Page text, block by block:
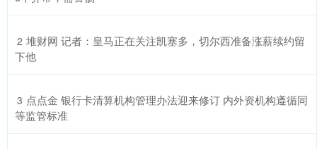
2 ​堆财网 记者：皇马正在关注凯塞多，切尔西准备涨薪续约留
下他
3 ​点点金 银行卡清算机构管理办法迎来修订 内外资机构遵循同
等监管标准